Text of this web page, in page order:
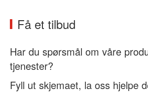
Få et tilbud
Har du spørsmål om våre
tjenester?
Fyll ut skjemaet, la oss hjelpe